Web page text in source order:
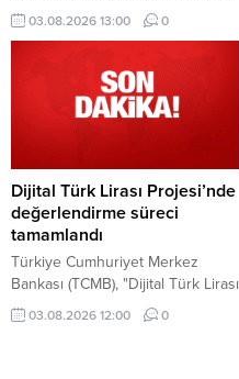
işlem görüyor.
03.08.2026 13:00 0
Dijital Türk Lirası Projesi’nde
değerlendirme süreci
tamamlandı
Türkiye Cumhuriyet Merkez
Bankası (TCMB), "Dijital Türk Lirası
Projesi" ekosistemine katılım
çağrısına ilişkin başvuru
03.08.2026 12:00 0